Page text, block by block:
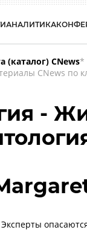
АНАЛИТИКА
(каталог) CNews*
CNews по
-
Эксперты